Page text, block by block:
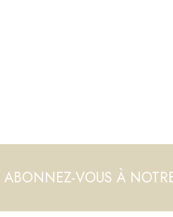
ABONNEZ-VOUS À